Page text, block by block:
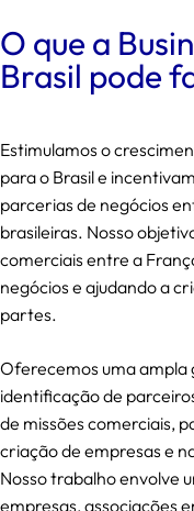
O que a
Brasil pode
Estimulamos o
para o Brasil e
parcerias de negócios
brasileiras. Nosso
comerciais entre a
negócios e ajudando a
partes.
Oferecemos uma ampla
identificação de
de missões comerciais,
criação de empresas e
Nosso trabalho envolve
empresas, associações